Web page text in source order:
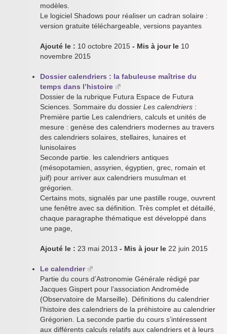
modèles.
Le logiciel Shadows pour réaliser un cadran solaire :
version gratuite téléchargeable, versions payantes
Ajouté le : 10 octobre 2015 - Mis à jour le 10
novembre 2015
Dossier calendriers : la fabuleuse maîtrise du
temps dans l’histoire
Dossier de la rubrique Futura Espace de Futura
Sciences. Sommaire du dossier Les calendriers :
Première partie Les calendriers, calculs et unités de
mesure : genèse des calendriers modernes au travers
des calendriers solaires, stellaires, lunaires et
lunisolaires
Seconde partie. les calendriers antiques
(mésopotamien, assyrien, égyptien, grec, romain et
juif) pour arriver aux calendriers musulman et
grégorien.
Certains mots, signalés par une pastille rouge, ouvrent
une fenêtre avec sa définition. Très complet et détaillé,
chaque paragraphe thématique est développé dans
une page,
Ajouté le : 23 mai 2013 - Mis à jour le 22 juin 2015
Le calendrier
Partie du cours d’Astronomie Générale rédigé par
Jacques Gispert pour l’association Andromède
(Observatoire de Marseille). Définitions du calendrier
l’histoire des calendriers de la préhistoire au calendrier
Grégorien. La seconde partie du cours s’intéressent
aux différents calculs relatifs aux calendriers et à leurs